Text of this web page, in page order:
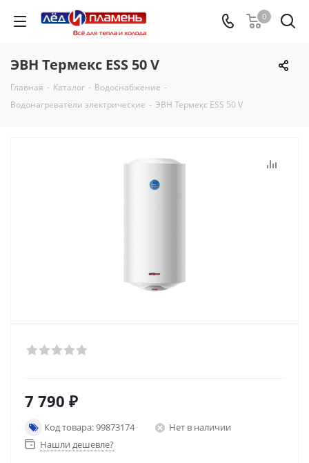
0
ЭВН Термекс ЕSS 50 V
Главная - Каталог - Водоснабжение -
Водонагреватели электрические - ЭВН Термекс ЕSS 50 V
7 790 ₽
Код товара: 99873174
Нет в наличии
Нашли дешевле?